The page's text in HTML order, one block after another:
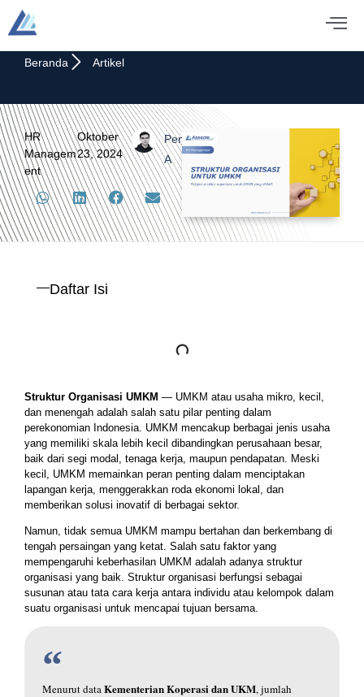
Beranda Artikel
HR
Managem
ent
Oktober
23, 2024
Pengku.
A
Daftar Isi
Struktur Organisasi UMKM — UMKM atau usaha mikro, kecil,
dan menengah adalah salah satu pilar penting dalam
perekonomian Indonesia. UMKM mencakup berbagai jenis usaha
yang memiliki skala lebih kecil dibandingkan perusahaan besar,
baik dari segi modal, tenaga kerja, maupun pendapatan. Meski
kecil, UMKM memainkan peran penting dalam menciptakan
lapangan kerja, menggerakkan roda ekonomi lokal, dan
memberikan solusi inovatif di berbagai sektor.
Namun, tidak semua UMKM mampu bertahan dan berkembang di
tengah persaingan yang ketat. Salah satu faktor yang
mempengaruhi keberhasilan UMKM adalah adanya struktur
organisasi yang baik. Struktur organisasi berfungsi sebagai
susunan atau tata cara kerja antara individu atau kelompok dalam
suatu organisasi untuk mencapai tujuan bersama.
Menurut data Kementerian Koperasi dan UKM, jumlah